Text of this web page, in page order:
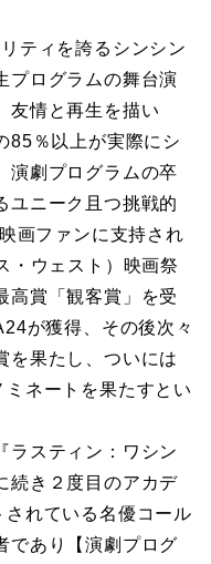
ティを誇るシンシン
プログラムの舞台演
友情と再生を描い
85％以上が実際にシ
演劇プログラムの卒
ユニーク且つ挑戦的
画ファンに支持され
・ウェスト）映画祭
高賞「観客賞」を受
が獲得、その後次々
を果たし、ついには
ネートを果たすとい
ラスティン：ワシン
続き２度目のアカデ
れている名優コール
であり【演劇プログ